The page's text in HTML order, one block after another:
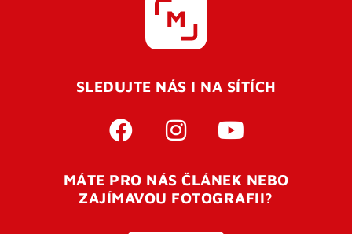
Pro úspěšné dokončení registrace je potřeba
vaší e-mailovouadresu. Po úspěšném odeslání
otevření tohoto odkazu se váš účet ověří a můžete se
přihlásit. Nezapomeňte zkontrolovat složku SPAM ve
SLEDUJTE NÁS I NA SÍTÍCH
MÁTE PRO NÁS ČLÁNEK NEBO
ZAJÍMAVOU FOTOGRAFII?